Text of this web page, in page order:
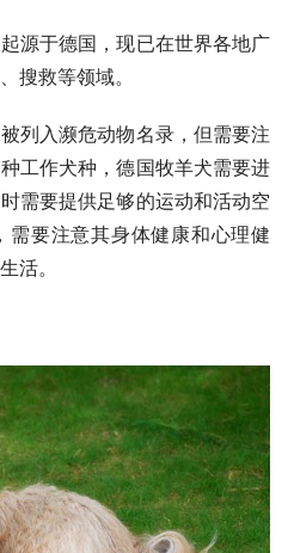
源于德国，现已在世界各地广
搜救等领域。
列入濒危动物名录，但需要注
工作犬种，德国牧羊犬需要进
需要提供足够的运动和活动空
需要注意其身体健康和心理健
活。